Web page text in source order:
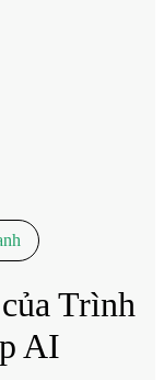
Trình
AI